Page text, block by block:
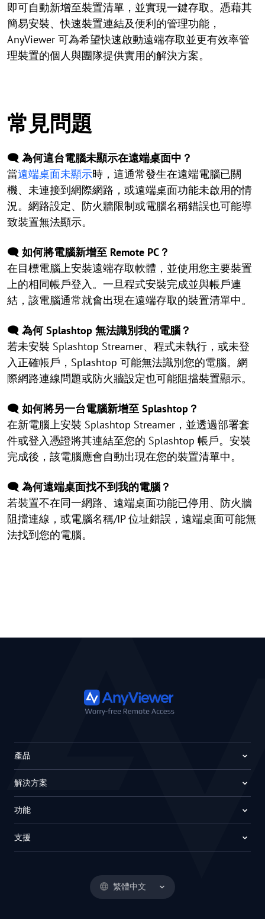
即可自動新增至裝置清單，並實現一鍵存取。憑藉其
簡易安裝、快速裝置連結及便利的管理功能，
AnyViewer 可為希望快速啟動遠端存取並更有效率管
理裝置的個人與團隊提供實用的解決方案。
常見問題
🗨️ 為何這台電腦未顯示在遠端桌面中？
當遠端桌面未顯示時，這通常發生在遠端電腦已關
機、未連接到網際網路，或遠端桌面功能未啟用的情
況。網路設定、防火牆限制或電腦名稱錯誤也可能導
致裝置無法顯示。
🗨️ 如何將電腦新增至 Remote PC？
在目標電腦上安裝遠端存取軟體，並使用您主要裝置
上的相同帳戶登入。一旦程式安裝完成並與帳戶連
結，該電腦通常就會出現在遠端存取的裝置清單中。
🗨️ 為何 Splashtop 無法識別我的電腦？
若未安裝 Splashtop Streamer、程式未執行，或未登
入正確帳戶，Splashtop 可能無法識別您的電腦。網
際網路連線問題或防火牆設定也可能阻擋裝置顯示。
🗨️ 如何將另一台電腦新增至 Splashtop？
在新電腦上安裝 Splashtop Streamer，並透過部署套
件或登入憑證將其連結至您的 Splashtop 帳戶。安裝
完成後，該電腦應會自動出現在您的裝置清單中。
🗨️ 為何遠端桌面找不到我的電腦？
若裝置不在同一網路、遠端桌面功能已停用、防火牆
阻擋連線，或電腦名稱/IP 位址錯誤，遠端桌面可能無
法找到您的電腦。
繁體中文
產品
解決方案
功能
支援